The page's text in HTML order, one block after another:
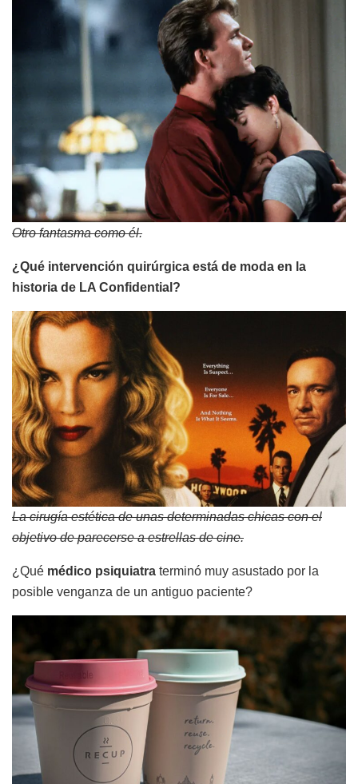
Otro fantasma como él.
¿Qué intervención quirúrgica está de moda en la
historia de LA Confidential?
La cirugía estética de unas determinadas chicas con el
objetivo de parecerse a estrellas de cine.
¿Qué médico psiquiatra terminó muy asustado por la
posible venganza de un antiguo paciente?